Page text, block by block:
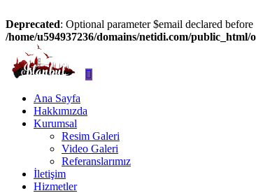
Deprecated: Optional parameter $email declared
/home/u594937236/domains/netidi.com/
Ana Sayfa
Hakkımızda
Kurumsal
Resim Galeri
Video Galeri
Referanslarımız
İletişim
Hizmetler